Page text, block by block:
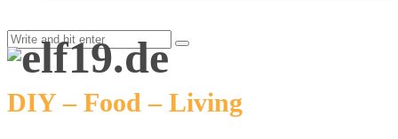
DIY – Food – Living